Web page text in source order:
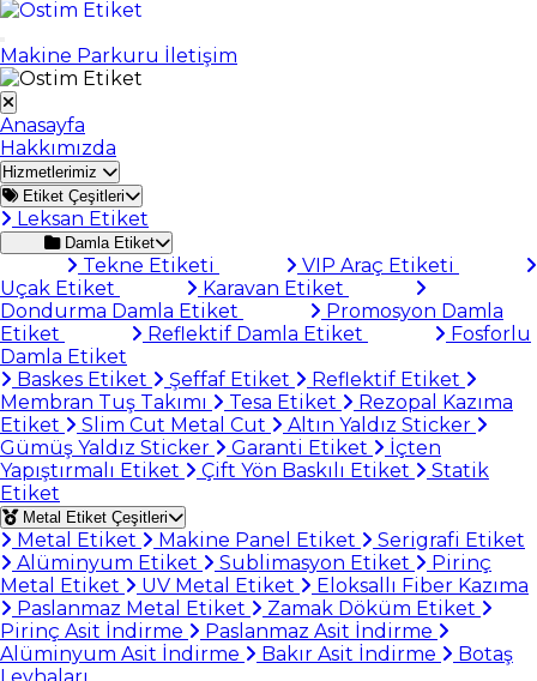
Makine Parkuru İletişim
Anasayfa
Hakkımızda
Hizmetlerimiz
Etiket Çeşitleri
Leksan Etiket
Damla Etiket
Tekne Etiketi
VIP Araç Etiketi
Uçak Etiket
Karavan Etiket
Dondurma Damla Etiket
Promosyon Damla
Etiket
Reflektif Damla Etiket
Fosforlu
Damla Etiket
Baskes Etiket
Şeffaf Etiket
Reflektif Etiket
Membran Tuş Takımı
Tesa Etiket
Rezopal Kazıma
Etiket
Slim Cut Metal Cut
Altın Yaldız Sticker
Gümüş Yaldız Sticker
Garanti Etiket
İçten
Yapıştırmalı Etiket
Çift Yön Baskılı Etiket
Statik
Etiket
Metal Etiket Çeşitleri
Metal Etiket Makine Panel Etiket
Serigrafi Etiket
Alüminyum Etiket
Sublimasyon Etiket
Pirinç
Metal Etiket
UV Metal Etiket
Eloksallı Fiber Kazıma
Paslanmaz Metal Etiket
Zamak Döküm Etiket
Pirinç Asit İndirme
Paslanmaz Asit İndirme
Alüminyum Asit İndirme
Bakır Asit İndirme
Botaş